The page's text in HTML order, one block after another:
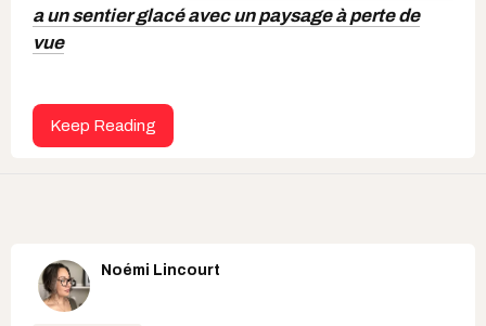
a un sentier glacé avec un paysage à perte de
vue
Keep Reading
Noémi Lincourt